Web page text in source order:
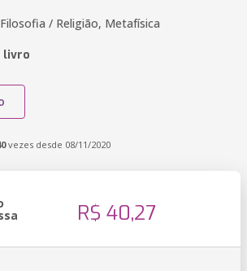
/ Religião, Metafísica
livro
vezes desde 08/11/2020
R$ 40,27